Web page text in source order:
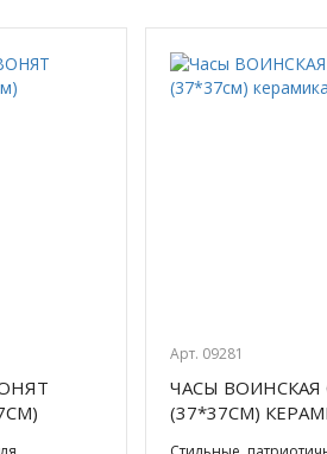
Арт. 09281
ЧАСЫ ВОИНСКАЯ
(37*37СМ)